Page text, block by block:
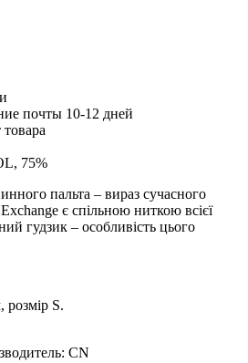
почты 10-12 дней
75%
пальта – вираз сучасного
є спільною ниткою всієї
гудзик – особливість цього
розмір S.
CN